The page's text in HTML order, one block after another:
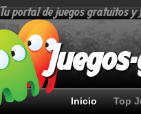
Tu portal de juegos gratuitos y
Inicio Top